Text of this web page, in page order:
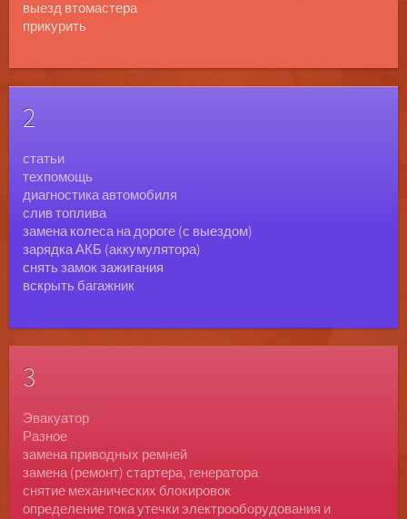
выезд втомастера
прикурить
2
статьи
техпомощь
диагностика автомобиля
слив топлива
замена колеса на дороге (с выездом)
зарядка АКБ (аккумулятора)
снять замок зажигания
вскрыть багажник
3
Эвакуатор
Разное
замена приводных ремней
замена (ремонт) стартера, генератора
снятие механических блокировок
определение тока утечки электрооборудования и